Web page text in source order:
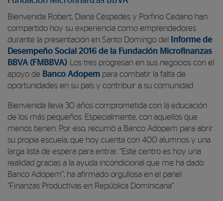
Bienvenida Robert, Diana Céspedes y Porfirio Cedano han
compartido hoy su experiencia como emprendedores
durante la presentación en Santo Domingo del
Informe de
Desempeño Social 2016 de la Fundación Microfinanzas
BBVA (FMBBVA). Los tres progresan en sus negocios con el
apoyo de Banco Adopem para combatir la falta de
oportunidades en su país y contribuir a su comunidad.
Bienvenida lleva 30 años comprometida con la educación
de los más pequeños. Especialmente, con aquellos que
menos tienen. Por eso, recurrió a Banco Adopem para abrir
su propia escuela, que hoy cuenta con 400 alumnos y una
larga lista de espera para entrar. “Este centro es hoy una
realidad gracias a la ayuda incondicional que me ha dado
Banco Adopem”, ha afirmado orgullosa en el panel
“Finanzas Productivas en República Dominicana”.